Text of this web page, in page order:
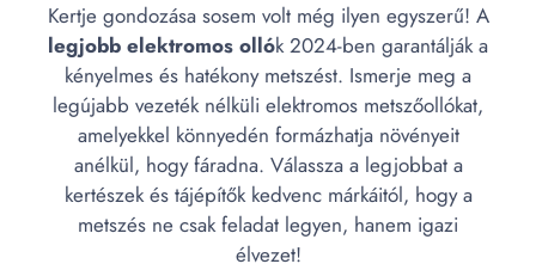
Kertje gondozása sosem volt még ilyen egyszerű! A
legjobb elektromos ollók 2024-ben garantálják a
kényelmes és hatékony metszést. Ismerje meg a
legújabb vezeték nélküli elektromos metszőollókat,
amelyekkel könnyedén formázhatja növényeit
anélkül, hogy fáradna. Válassza a legjobbat a
kertészek és tájépítők kedvenc márkáitól, hogy a
metszés ne csak feladat legyen, hanem igazi
élvezet!